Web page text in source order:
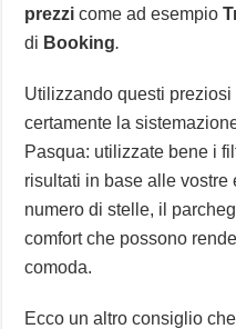
prezzi come ad esempio
di Booking.
Utilizzando questi preziosi
certamente la
Pasqua: utilizzate bene i
risultati in base alle vostre
numero di stelle, il
comfort che possono
comoda.
Ecco un altro consiglio